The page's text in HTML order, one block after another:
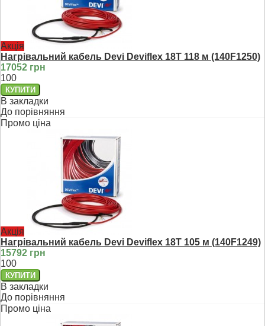
Акція
Нагрівальний кабель Devi Deviflex 18T 118 м (140F1250)
17052 грн
100
В закладки
До порівняння
Промо ціна
Акція
Нагрівальний кабель Devi Deviflex 18T 105 м (140F1249)
15792 грн
100
В закладки
До порівняння
Промо ціна